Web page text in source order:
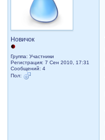
Новичок
Группа: Участники
Регистрация: 7 Сен 2010, 17:31
Сообщений: 4
Пол: